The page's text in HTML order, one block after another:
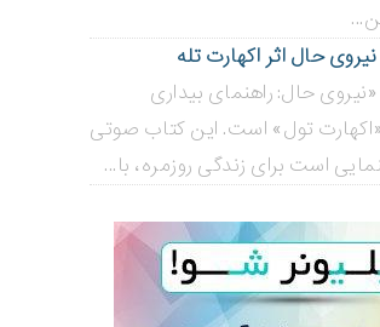
حال اثر اکهارت تله
حال: راهنمای بیداری
تول» است. این کتاب صوتی
است برای زندگی روزمره، با...